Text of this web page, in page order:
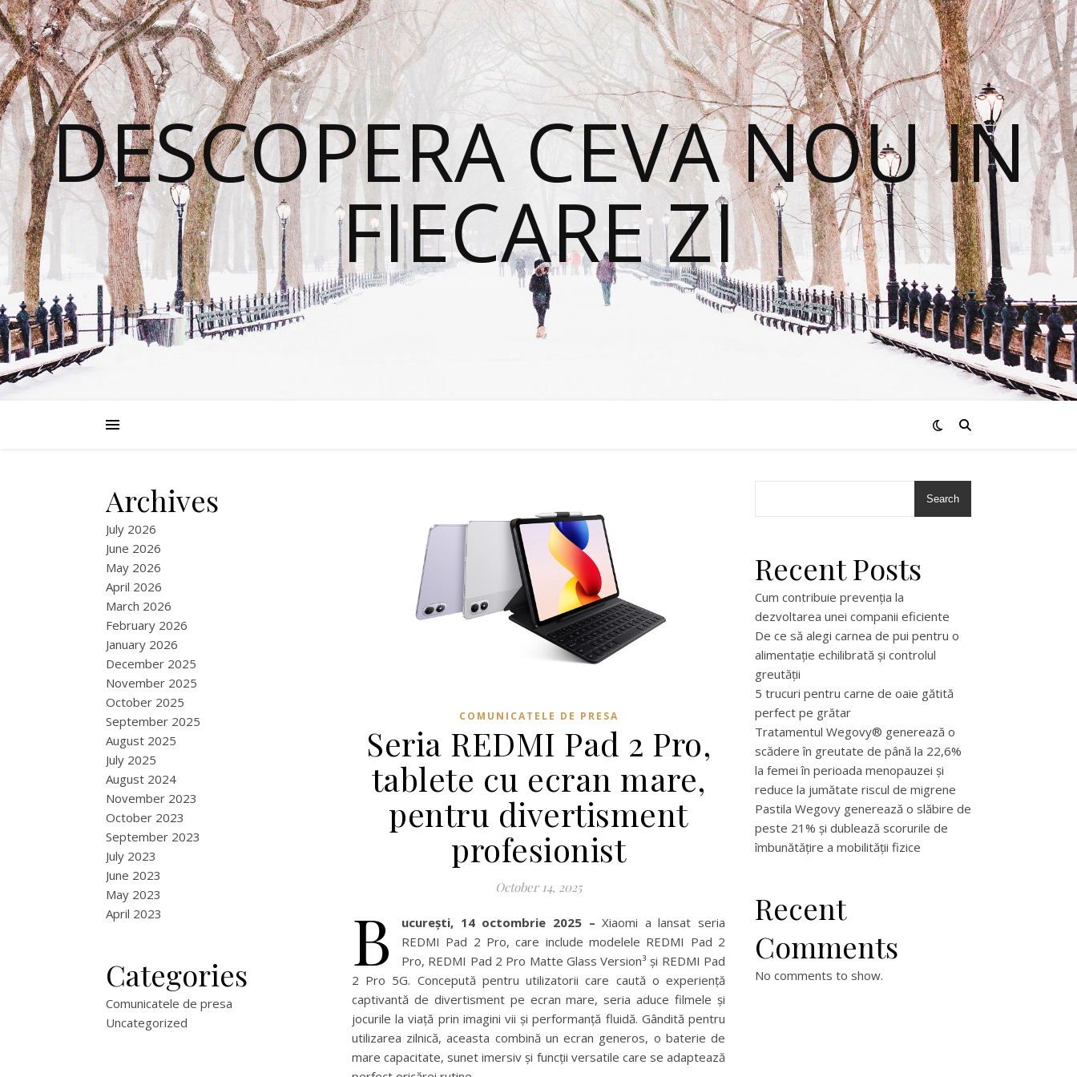
DESCOPERA CEVA NOU IN
FIECARE ZI
Archives
July 2026
June 2026
May 2026
April 2026
March 2026
February 2026
January 2026
December 2025
November 2025
October 2025
September 2025
August 2025
July 2025
August 2024
November 2023
October 2023
September 2023
July 2023
June 2023
May 2023
April 2023
Categories
Comunicatele de presa
Uncategorized
COMUNICATELE DE PRESA
Seria REDMI Pad 2 Pro,
tablete cu ecran mare,
pentru divertisment
profesionist
October 14, 2025
B ucurești, 14 octombrie 2025 –Xiaomi a lansat seria
REDMI Pad 2 Pro, care include modelele REDMI Pad 2
Pro, REDMI Pad 2 Pro Matte Glass Version³ și REDMI Pad
2 Pro 5G. Concepută pentru utilizatorii care caută o experiență
captivantă de divertisment pe ecran mare, seria aduce filmele și
jocurile la viață prin imagini vii și performanță fluidă. Gândită pentru
utilizarea zilnică, aceasta combină un ecran generos, o baterie de
mare capacitate, sunet imersiv și funcții versatile care se adaptează
Search
Recent Posts
Cum contribuie prevenția la
dezvoltarea unei companii eficiente
De ce să alegi carnea de pui pentru o
alimentație echilibrată și controlul
greutății
5 trucuri pentru carne de oaie gătită
perfect pe grătar
Tratamentul Wegovy® generează o
scădere în greutate de până la 22,6%
la femei în perioada menopauzei și
reduce la jumătate riscul de migrene
Pastila Wegovy generează o slăbire de
peste 21% și dublează scorurile de
îmbunătățire a mobilității fizice
Recent
Comments
No comments to show.